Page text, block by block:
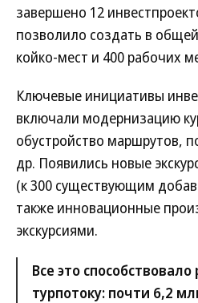
завершено 12
позволило создать в
койко-мест и 400 рабочих
Ключевые инициативы
включали модернизацию
обустройство маршрутов,
др. Появились новые
(к 300 существующим
также инновационные
экскурсиями.
Все это
турпотоку: почти 6,2